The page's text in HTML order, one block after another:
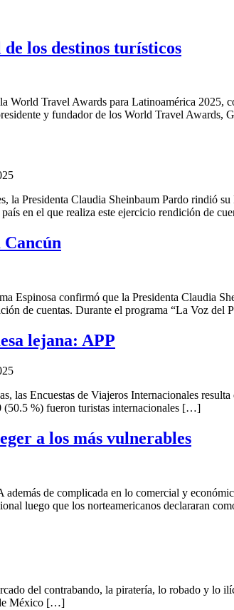
los destinos turísticos
Travel Awards para Latinoamérica 2025,
y fundador de los World Travel Awards,
Claudia Sheinbaum Pardo rindió su
en el que realiza este ejercicio rendición de
Cancún
confirmó que la Presidenta Claudia
de cuentas. Durante el programa “La Voz
lejana: APP
Encuestas de Viajeros Internacionales
(50.5 %) fueron turistas internacionales […]
a los más vulnerables
de complicada en lo comercial y
luego que los norteamericanos declararan
contrabando, la piratería, lo robado y lo
México […]